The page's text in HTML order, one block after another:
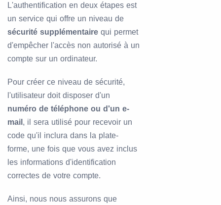
L'authentification en deux étapes est
un service qui offre un niveau de
sécurité supplémentaire qui permet
d'empêcher l'accès non autorisé à un
compte sur un ordinateur.
Pour créer ce niveau de sécurité,
l'utilisateur doit disposer d'un
numéro de téléphone ou d'un e-
mail , il sera utilisé pour recevoir un
code qu'il inclura dans la plate-
forme, une fois que vous avez inclus
les informations d'identification
correctes de votre compte.
Ainsi, nous nous assurons que